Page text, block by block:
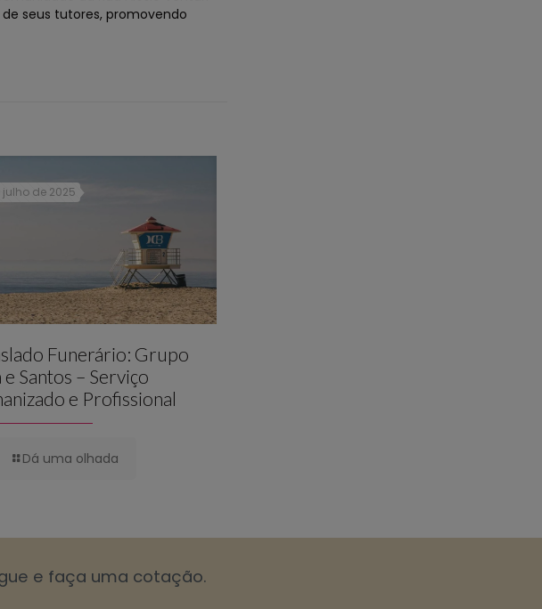
seus tutores, promovendo
julho de 2025
Funerário: Grupo
e Santos – Serviço
e Profissional
Dá uma olhada
e faça uma cotação.